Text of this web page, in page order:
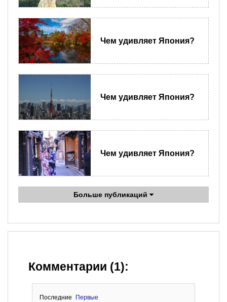
Чем удивляет Япония?
Чем удивляет Япония?
Чем удивляет Япония?
Больше публикаций
Комментарии (1):
Последние
Первые